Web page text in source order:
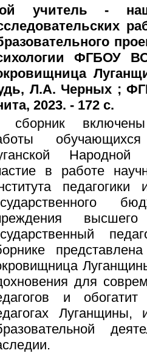
учитель -
ФГБОУ
Л.А. Черных ;
2023. - 172 с.
включены
обучающихся
Народной
в работе
педагогики
высшего
для
и
Луганщины,